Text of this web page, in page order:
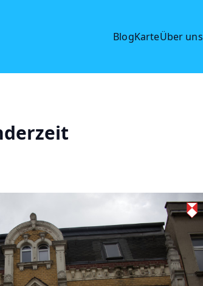
BlogKarteÜber uns